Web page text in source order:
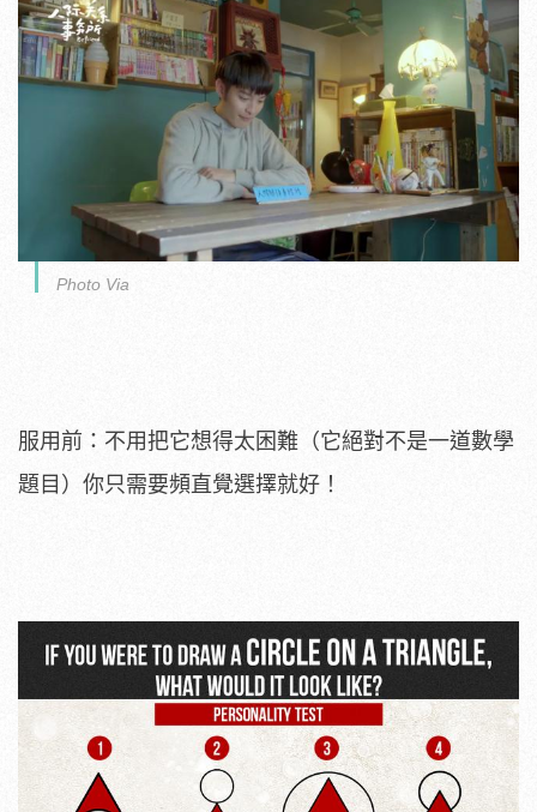
Photo Via
服用前：不用把它想得太困難（它絕對不是一道數學
題目）你只需要頻直覺選擇就好！